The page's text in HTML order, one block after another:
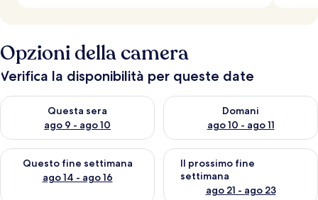
Opzioni della camera
Verifica la disponibilità per queste date
Questa sera
ago 9 - ago 10
Verifica la disponibilità per questa sera, ago 9 - ago 10
Domani
ago 10 - ago 11
Verifica la disponibilità per
Questo fine settimana
ago 14 - ago 16
Verifica la disponibilità per questo fine settimana, ago 14 -
Il prossimo fine
settimana
ago 21 - ago 23
Verifica la disponibilità per il